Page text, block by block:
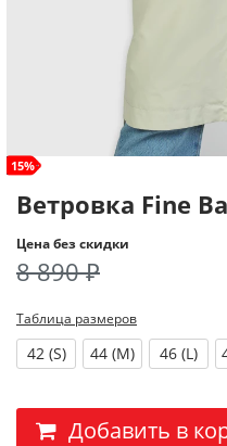
size+
15%
Ветровка Fine
Цена без скидки
8 890 ₽
Таблица размеров
42 (S) 44 (M) 46 (L)
Добавить в